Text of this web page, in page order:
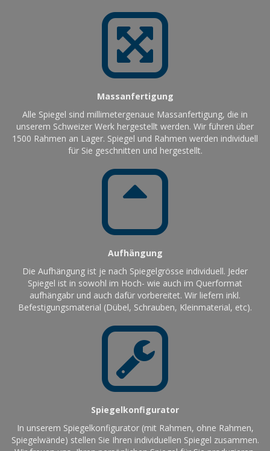
Massanfertigung
Alle Spiegel sind millimetergenaue Massanfertigung, die in
unserem Schweizer Werk hergestellt werden. Wir führen über
1500 Rahmen an Lager. Spiegel und Rahmen werden individuell
für Sie geschnitten und hergestellt.
Aufhängung
Die Aufhängung ist je nach Spiegelgrösse individuell. Jeder
Spiegel ist in sowohl im Hoch- wie auch im Querformat
aufhängabr und auch dafür vorbereitet. Wir liefern inkl.
Befestigungsmaterial (Dübel, Schrauben, Kleinmaterial, etc).
Spiegelkonfigurator
In unserem Spiegelkonfigurator (mit Rahmen, ohne Rahmen,
Spiegelwände) stellen Sie Ihren individuellen Spiegel zusammen.